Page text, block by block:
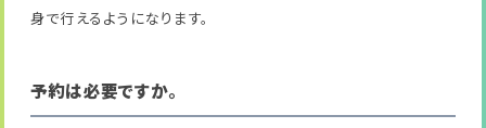
身で行えるようになります。
予約は必要ですか。